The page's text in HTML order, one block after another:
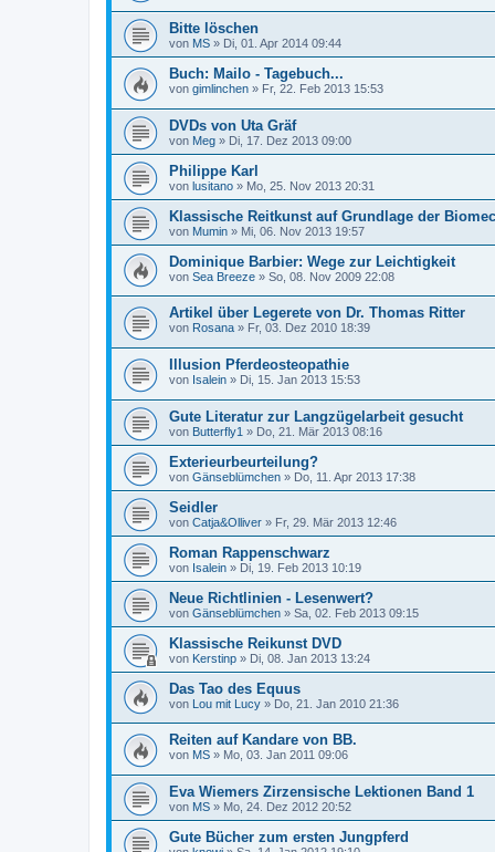
Bitte löschen
von MS » Di, 01. Apr 2014 09:44
Buch: Mailo - Tagebuch...
von gimlinchen » Fr, 22. Feb 2013 15:53
DVDs von Uta Gräf
von Meg » Di, 17. Dez 2013 09:00
Philippe Karl
von lusitano » Mo, 25. Nov 2013 20:31
Klassische Reitkunst auf Grundlage der
von Mumin » Mi, 06. Nov 2013 19:57
Dominique Barbier: Wege zur Leichtigkeit
von Sea Breeze » So, 08. Nov 2009 22:08
Artikel über Legerete von Dr. Thomas Ritter
von Rosana » Fr, 03. Dez 2010 18:39
Illusion Pferdeosteopathie
von Isalein » Di, 15. Jan 2013 15:53
Gute Literatur zur Langzügelarbeit gesucht
von Butterfly1 » Do, 21. Mär 2013 08:16
Exterieurbeurteilung?
von Gänseblümchen » Do, 11. Apr 2013 17:38
Seidler
von Catja&Olliver » Fr, 29. Mär 2013 12:46
Roman Rappenschwarz
von Isalein » Di, 19. Feb 2013 10:19
Neue Richtlinien - Lesenwert?
von Gänseblümchen » Sa, 02. Feb 2013 09:15
Klassische Reikunst DVD
von Kerstinp » Di, 08. Jan 2013 13:24
Das Tao des Equus
von Lou mit Lucy » Do, 21. Jan 2010 21:36
Reiten auf Kandare von BB.
von MS » Mo, 03. Jan 2011 09:06
Eva Wiemers Zirzensische Lektionen Band 1
von MS » Mo, 24. Dez 2012 20:52
Gute Bücher zum ersten Jungpferd